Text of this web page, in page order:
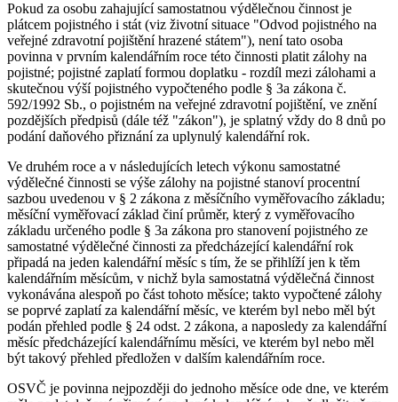
Pokud za osobu zahajující samostatnou výdělečnou činnost je
plátcem pojistného i stát (viz životní situace "Odvod pojistného na
veřejné zdravotní pojištění hrazené státem"), není tato osoba
povinna v prvním kalendářním roce této činnosti platit zálohy na
pojistné; pojistné zaplatí formou doplatku - rozdíl mezi zálohami a
skutečnou výší pojistného vypočteného podle § 3a zákona č.
592/1992 Sb., o pojistném na veřejné zdravotní pojištění, ve znění
pozdějších předpisů (dále též "zákon"), je splatný vždy do 8 dnů po
podání daňového přiznání za uplynulý kalendářní rok.
Ve druhém roce a v následujících letech výkonu samostatné
výdělečné činnosti se výše zálohy na pojistné stanoví procentní
sazbou uvedenou v § 2 zákona z měsíčního vyměřovacího základu;
měsíční vyměřovací základ činí průměr, který z vyměřovacího
základu určeného podle § 3a zákona pro stanovení pojistného ze
samostatné výdělečné činnosti za předcházející kalendářní rok
připadá na jeden kalendářní měsíc s tím, že se přihlíží jen k těm
kalendářním měsícům, v nichž byla samostatná výdělečná činnost
vykonávána alespoň po část tohoto měsíce; takto vypočtené zálohy
se poprvé zaplatí za kalendářní měsíc, ve kterém byl nebo měl být
podán přehled podle § 24 odst. 2 zákona, a naposledy za kalendářní
měsíc předcházející kalendářnímu měsíci, ve kterém byl nebo měl
být takový přehled předložen v dalším kalendářním roce.
OSVČ je povinna nejpozději do jednoho měsíce ode dne, ve kterém